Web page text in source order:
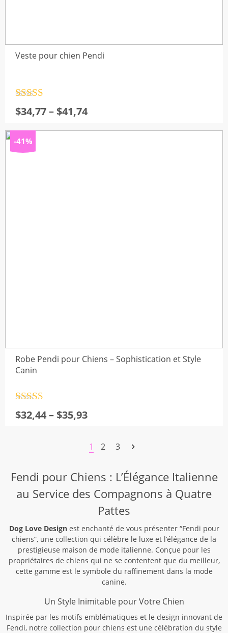
Veste pour chien Pendi
sur 5
$34,77– $41,74
Plage
prix :
$34,77
-41%
Robe Pendi pour Chiens – Sophistication et Style
Canin
sur 5
$32,44– $35,93
Plage
$35,93
1 2 3
Fendi pour Chiens : L’Élégance Italienne
au Service des Compagnons à Quatre
Pattes
Dog Love Designest enchanté de vous présenter “Fendi pour
chiens”, une collection qui célèbre le luxe et l’élégance de la
prestigieuse maison de mode italienne. Conçue pour les
propriétaires de chiens qui ne se contentent que du meilleur,
cette gamme est le symbole du raffinement dans la mode
canine.
Un Style Inimitable pour Votre Chien
Inspirée par les motifs emblématiques et le design innovant de
Fendi, notre collection pour chiens est une célébration du style